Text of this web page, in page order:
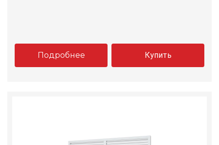
Подробнее Купить